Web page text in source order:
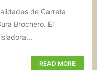
de Carreta
Brochero. El
READ MORE